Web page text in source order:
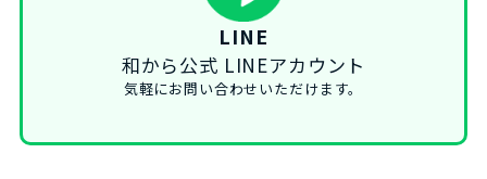
LINE
和から公式 LINEアカウント
気軽にお問い合わせいただけます。